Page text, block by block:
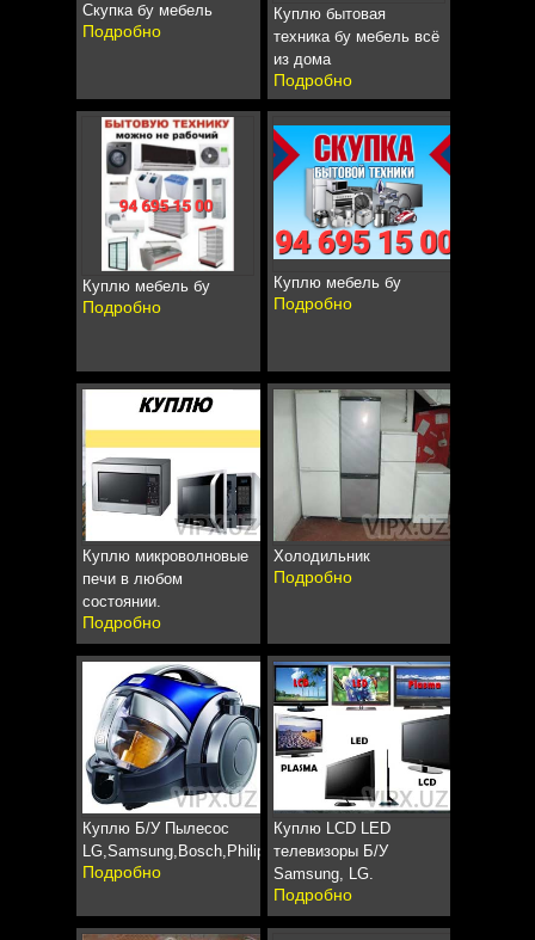
Скупка бу мебель
Подробно
Куплю бытовая
техника бу мебель всё
из дома
Подробно
Куплю мебель бу
Подробно
Куплю мебель бу
Подробно
Куплю микроволновые
печи в любом
состоянии.
Подробно
Холодильник
Подробно
Куплю Б/У Пылесос
LG,Samsung,Bosch,Philips
Подробно
Куплю LCD LED
телевизоры Б/У
Samsung, LG.
Подробно